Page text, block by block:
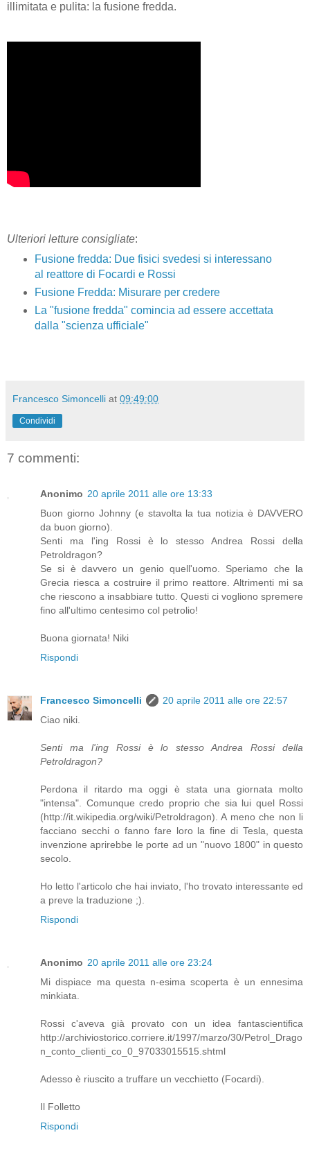
illimitata e pulita: la fusione fredda.
Ulteriori letture consigliate:
Fusione fredda: Due fisici svedesi si interessano
al reattore di Focardi e Rossi
Fusione Fredda: Misurare per credere
La "fusione fredda" comincia ad essere accettata
dalla "scienza ufficiale"
Francesco Simoncelli at 09:49:00
Condividi
7 commenti:
Anonimo 20 aprile 2011 alle ore 13:33
Buon giorno Johnny (e stavolta la tua notizia è DAVVERO
da buon giorno).
Senti ma l'ing Rossi è lo stesso Andrea Rossi della
Petroldragon?
Se si è davvero un genio quell'uomo. Speriamo che la
Grecia riesca a costruire il primo reattore. Altrimenti mi sa
che riescono a insabbiare tutto. Questi ci vogliono spremere
fino all'ultimo centesimo col petrolio!
Buona giornata! Niki
Rispondi
Francesco Simoncelli
20 aprile 2011 alle ore 22:57
Ciao niki.
Senti ma l'ing Rossi è lo stesso Andrea Rossi della
Petroldragon?
Perdona il ritardo ma oggi è stata una giornata molto
"intensa". Comunque credo proprio che sia lui quel Rossi
(http://it.wikipedia.org/wiki/Petroldragon). A meno che non li
facciano secchi o fanno fare loro la fine di Tesla, questa
invenzione aprirebbe le porte ad un "nuovo 1800" in questo
secolo.
Ho letto l'articolo che hai inviato, l'ho trovato interessante ed
a preve la traduzione ;).
Rispondi
Anonimo 20 aprile 2011 alle ore 23:24
Mi dispiace ma questa n-esima scoperta è un ennesima
minkiata.
Rossi c'aveva già provato con un idea fantascientifica
http://archiviostorico.corriere.it/1997/marzo/30/Petrol_Drago
n_conto_clienti_co_0_97033015515.shtml
Adesso è riuscito a truffare un vecchietto (Focardi).
Il Folletto
Rispondi